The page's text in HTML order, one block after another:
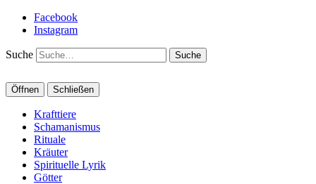
Facebook
Instagram
Suche
Öffnen Schließen
Krafttiere
Schamanismus
Rituale
Kräuter
Spirituelle Lyrik
Götter